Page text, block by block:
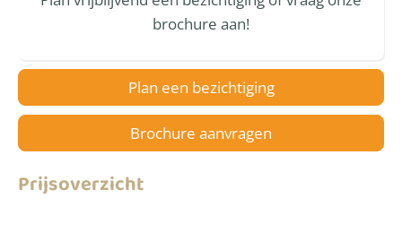
brochure aan!
Plan een bezichtiging
Brochure aanvragen
Prijsoverzicht